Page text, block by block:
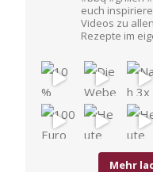
euch
Videos zu
Rezepte im
Mehr